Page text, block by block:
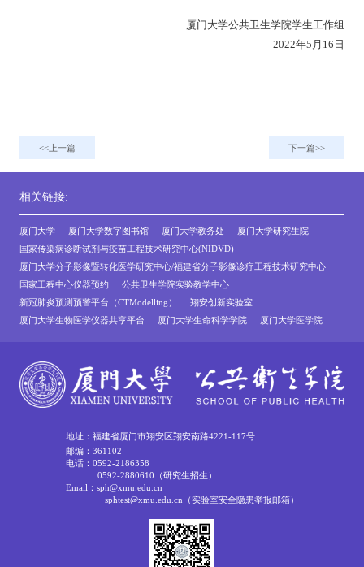
厦门大学公共卫生学院学生工作组
2022年5 月 16 日
上一篇 下一篇
相关链接:
厦门大学 厦门大学数字图书馆 厦门大学教务处
厦门大学研究生院
国家传染病诊断试剂与疫苗工程技术研究中心(NIDVD)
厦门大学分子影像暨转化医学研究中心/福建省分子影像诊疗工程技术研究中心
国家工程中心仪器预约
公共卫生学院实验教学中心
新冠肺炎预测预警平台（CTModelling）
翔安创新实验室
厦门大学生物医学仪器共享平台
厦门大学生命科学学院 厦门大学医学院
地址：福建省厦门市翔安区翔安南路4221-117号
邮编：361102
电话：0592-2186358
0592-2880610（研究生招生）
Email：sph@xmu.edu.cn
sphtest@xmu.edu.cn（实验室安全隐患举报邮箱）